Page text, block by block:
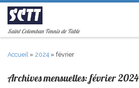
Passer au contenu
Saint Colomban Tennis de Table
Accueil » 2024 » février
Archives mensuelles:février 2024